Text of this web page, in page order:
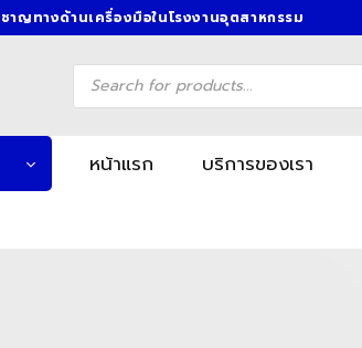
าญทางด้านเครื่องมือในโรงงานอุตสาหกรรม
Products
search
หน้าแรก บริการของเรา